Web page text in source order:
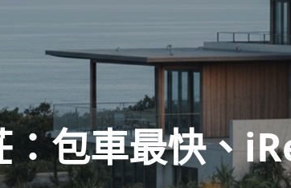
包車最快、